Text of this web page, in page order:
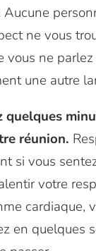
Aucune
ne vous
vous ne
une autre
quelques
réunion.
si vous
votre
cardiaque,
en quelques